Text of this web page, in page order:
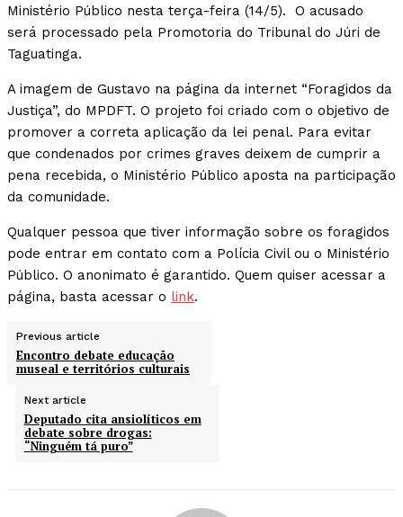
Ministério Público nesta terça-feira (14/5). O acusado
será processado pela Promotoria do Tribunal do Júri de
Taguatinga.
A imagem de Gustavo na página da internet “Foragidos da
Justiça”, do MPDFT. O projeto foi criado com o objetivo de
promover a correta aplicação da lei penal. Para evitar
que condenados por crimes graves deixem de cumprir a
pena recebida, o Ministério Público aposta na participação
da comunidade.
Qualquer pessoa que tiver informação sobre os foragidos
pode entrar em contato com a Polícia Civil ou o Ministério
Público. O anonimato é garantido. Quem quiser acessar a
página, basta acessar o link.
Previous article
Encontro debate educação
museal e territórios culturais
Next article
Deputado cita ansiolíticos em
debate sobre drogas:
“Ninguém tá puro”